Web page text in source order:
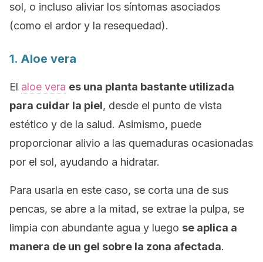
sol, o incluso aliviar los síntomas asociados
(como el ardor y la resequedad).
1. Aloe vera
El aloe vera es una planta bastante utilizada
para cuidar la piel, desde el punto de vista
estético y de la salud. Asimismo, puede
proporcionar alivio a las quemaduras ocasionadas
por el sol, ayudando a hidratar.
Para usarla en este caso, se corta una de sus
pencas, se abre a la mitad, se extrae la pulpa, se
limpia con abundante agua y luego se aplica a
manera de un gel sobre la zona afectada.